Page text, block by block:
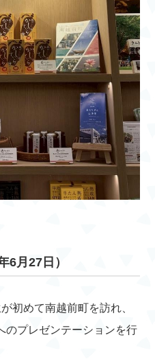
6月27日）
初めて南越前町を訪れ、
のプレゼンテーションを行